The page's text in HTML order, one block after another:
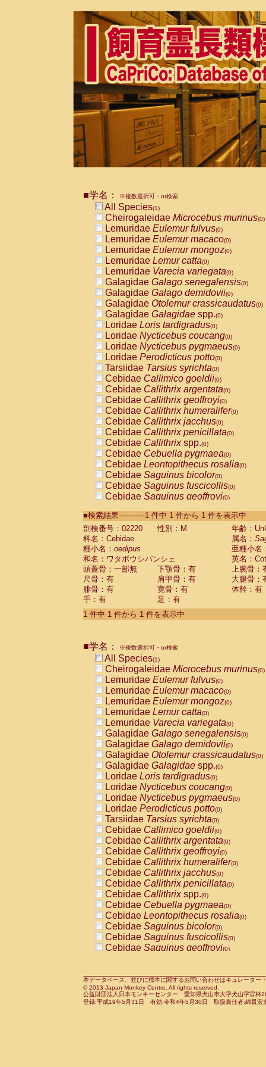
■学名： ※複数選択可・or検索
All Species(1)
Cheirogaleidae Microcebus murinus(0)
Lemuridae Eulemur fulvus(0)
Lemuridae Eulemur macaco(0)
Lemuridae Eulemur mongoz(0)
Lemuridae Lemur catta(0)
Lemuridae Varecia variegata(0)
Galagidae Galago senegalensis(0)
Galagidae Galago demidovii(0)
Galagidae Otolemur crassicaudatus(0)
Galagidae Galagidae spp.(0)
Loridae Loris tardigradus(0)
Loridae Nycticebus coucang(0)
Loridae Nycticebus pygmaeus(0)
Loridae Perodicticus potto(0)
Tarsiidae Tarsius syrichta(0)
Cebidae Callimico goeldii(0)
Cebidae Callithrix argentata(0)
Cebidae Callithrix geoffroyi(0)
Cebidae Callithrix humeralifer(0)
Cebidae Callithrix jacchus(0)
Cebidae Callithrix penicillata(0)
Cebidae Callithrixspp.(0)
Cebidae Cebuella pygmaea(0)
Cebidae Leontopithecus rosalia(0)
Cebidae Saguinus bicolor(0)
Cebidae Saguinus fuscicollis(0)
Cebidae Saguinus geoffroyi(0)
CebidaeSaguinus labiatus(0)
Cebidae Saguinus leucopus (0)
Cebidae
Cebidae
CebidaeSaguinus nigricollis (0)
Cebidae Saguinus oedipus
Cebidae Saguinus weddelli
Cebidae Saguinusspp.
Cebidae Aotus trivirgatus
Cebidae Cebus albifrons
CebidaeCebus nigrivittatus
CebidaeCebus
CebidaeSaimiri boliviensis(0)
CebidaeSaimiri sciureus(0)
AtelidaeAlouatta caraya(0)
AtelidaeAlouatta fusca(0)
AtelidaeAlouatta seniculus
AtelidaeAlouattaspp.(0)
AtelidaeAteles belzebuth(0)
AtelidaeAteles geoffroyi(0)
AtelidaeAteles paniscus(0)
AtelidaeAtelesspp.(0)
Atelidae Lagothrix lagothricha
AtelidaeLagothrix lagothricha cana
PitheciidaeCacajao calvus
PitheciidaeCallicebus cupreus
PitheciidaeCallicebus donacophilus
PitheciidaeCallicebus moloch
PitheciidaeCallicebus torquatus
PitheciidaeCallicebusspp.(0)
PitheciidaeChiropotes satanas(0)
PitheciidaePithecia monachus
PitheciidaePithecia pithecia(0)
CercopithecidaeCercocebus agilis
CercopithecidaeCercocebus
CercopithecidaeCercocebus
CercopithecidaeCercocebus
CercopithecidaeCercocebus
CercopithecidaeCercocebushybrid
CercopithecidaePapio anubis(0)
CercopithecidaePapio cynocephalus
CercopithecidaePapio hamadryas(0)
■検索結果-----------1 件中 1 件から 1 件を表示中
剖検番号：02220
性別：M
年齢：
科名：Cebidae
属名：
種小名： oedipus
亜種小名
和名：ワタボウシパンシェ
英名：
頭蓋骨：一部無
下顎骨：有
上腕骨：
尺骨：有
肩甲骨：有
大腿骨：
腓骨：有
寛骨：有
体幹：有
手：有
足：有
1 件中 1 件から 1 件を表示中
■学名： ※複数選択可・or検索
All Species(1)
Cheirogaleidae Microcebus murinus(0)
Lemuridae Eulemur fulvus(0)
Lemuridae Eulemur macaco(0)
Lemuridae Eulemur mongoz(0)
Lemuridae Lemur catta(0)
Lemuridae Varecia variegata(0)
Galagidae Galago senegalensis(0)
Galagidae Galago demidovii(0)
Galagidae Otolemur crassicaudatus(0)
Galagidae Galagidae spp.(0)
Loridae Loris tardigradus(0)
Loridae Nycticebus coucang(0)
Loridae Nycticebus pygmaeus(0)
Loridae Perodicticus potto(0)
Tarsiidae Tarsius syrichta(0)
Cebidae Callimico goeldii(0)
Cebidae Callithrix argentata(0)
Cebidae Callithrix geoffroyi(0)
Cebidae Callithrix humeralifer(0)
Cebidae Callithrix jacchus(0)
Cebidae Callithrix penicillata(0)
Cebidae Callithrixspp.(0)
Cebidae Cebuella pygmaea(0)
Cebidae Leontopithecus rosalia(0)
Cebidae Saguinus bicolor(0)
Cebidae Saguinus fuscicollis(0)
Cebidae Saguinus geoffroyi(0)
CebidaeSaguinus leucopus(0)
CebidaeSaguinus midas(0)
Cebidae Saguinus mystax(0)
本データベース、並びに標本に関するお問い合わせはキュレータ
© 2013 Japan Monkey Centre. All rights reserved.
公益財団法人日本モンキーセンター 愛知県犬山市大字犬山字官
登録:平成19年5月31日 有効:令和4年5月30日 取扱責任者:綿貫宏